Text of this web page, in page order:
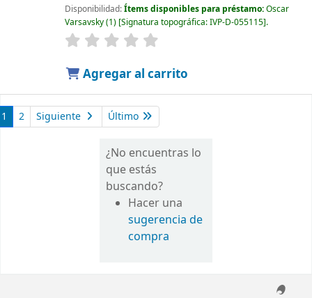
Disponibilidad:Ítems disponibles para préstamo:Oscar
Varsavsky(1) Signatura topográfica:IVP-D-055115 .
Agregar al carrito
1 2 Siguiente Último
¿No encuentras lo
que estás
buscando?
Hacer una
sugerencia de
compra